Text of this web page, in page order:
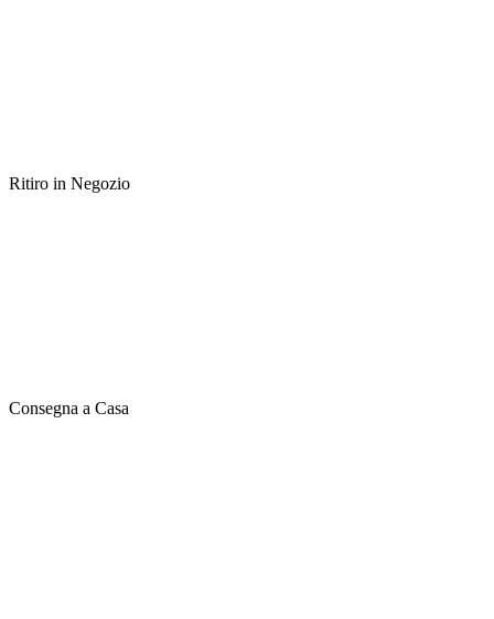
Ritiro in Negozio
Consegna a Casa